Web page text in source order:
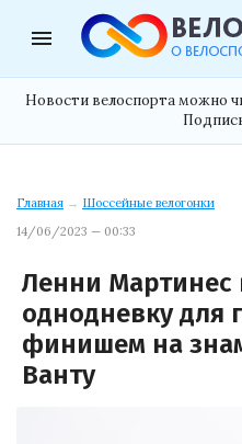
menu
Новости велоспорта можно
Главная → Шоссейные велогонки
14/06/2023 — 00:33
Ленни Мартинес
однодневку для
финишем на
Ванту